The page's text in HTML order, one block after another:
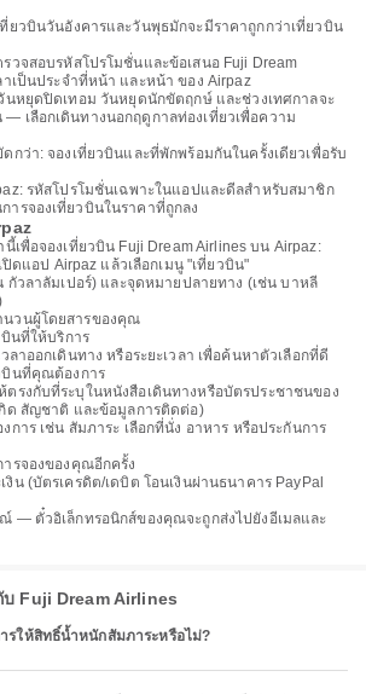
ยวบินวันอังคารและวันพุธมักจะมีราคาถูกกว่าเที่ยวบิน
วจสอบรหัสโปรโมชั่นและข้อเสนอ Fuji Dream
เป็นประจำที่หน้า และหน้า ของ Airpaz
นหยุดปิดเทอม วันหยุดนักขัตฤกษ์ และช่วงเทศกาลจะ
เลือกเดินทางนอกฤดูกาลท่องเที่ยวเพื่อความ
กว่า: จองเที่ยวบินและที่พักพร้อมกันในครั้งเดียวเพื่อรับ
รหัสโปรโมชั่นเฉพาะในแอปและดีลสำหรับสมาชิก
ารจองเที่ยวบินในราคาที่ถูกลง
เพื่อจองเที่ยวบิน Fuji Dream Airlines บน Airpaz:
ดแอป Airpaz แล้วเลือกเมนู "เที่ยวบิน"
กัวลาลัมเปอร์) และจุดหมายปลายทาง (เช่น บาหลี
นวนผู้โดยสารของคุณ
นที่ให้บริการ
ลาออกเดินทาง หรือระยะเวลา เพื่อค้นหาตัวเลือกที่ดี
บินที่คุณต้องการ
ตรงกับที่ระบุในหนังสือเดินทางหรือบัตรประชาชนของ
ด สัญชาติ และข้อมูลการติดต่อ)
การ เช่น สัมภาระ เลือกที่นั่ง อาหาร หรือประกันการ
ารจองของคุณอีกครั้ง
งิน (บัตรเครดิต/เดบิต โอนเงินผ่านธนาคาร PayPal
ณ์ — ตั๋วอิเล็กทรอนิกส์ของคุณจะถูกส่งไปยังอีเมลและ
บ Fuji Dream Airlines
รให้สิทธิ์น้ำหนักสัมภาระหรือไม่?